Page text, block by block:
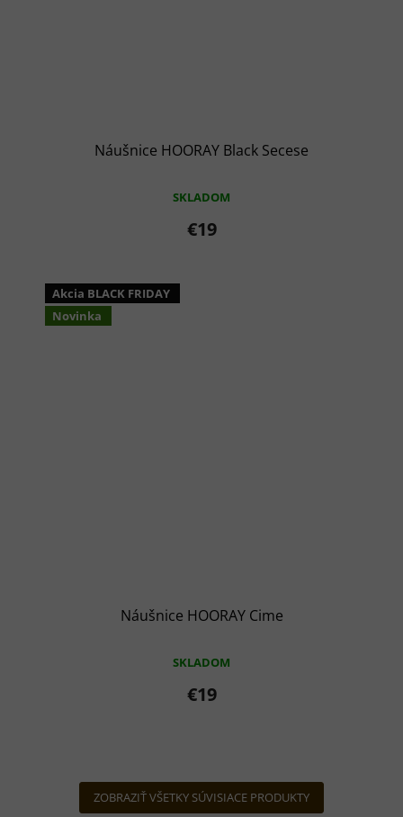
Náušnice HOORAY Black Secese
SKLADOM
€19
Akcia BLACK FRIDAY
Novinka
Náušnice HOORAY Cime
SKLADOM
€19
ZOBRAZIŤ VŠETKY SÚVISIACE PRODUKTY